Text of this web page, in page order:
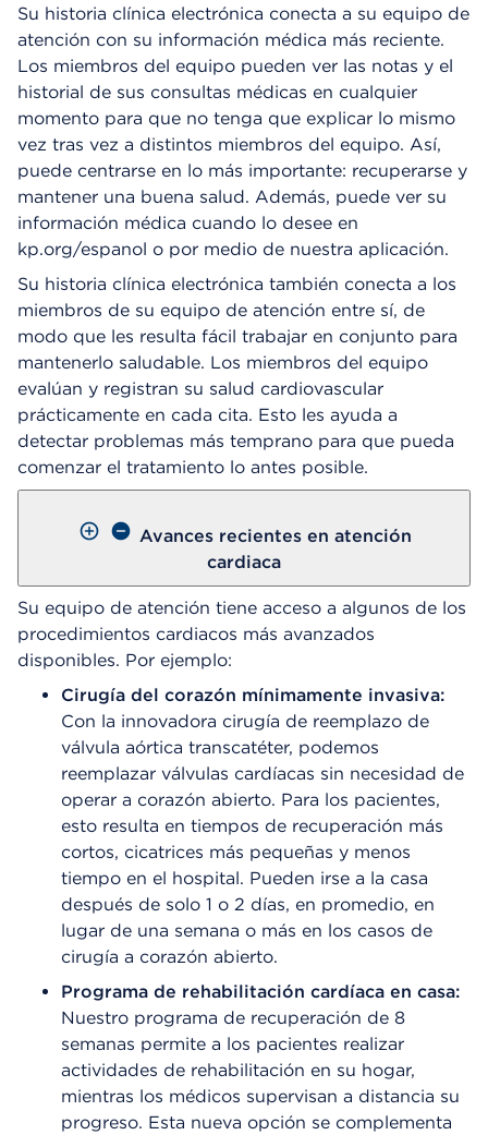
Su historia clínica electrónica conecta a su equipo de
atención con su información médica más reciente.
Los miembros del equipo pueden ver las notas y el
historial de sus consultas médicas en cualquier
momento para que no tenga que explicar lo mismo
vez tras vez a distintos miembros del equipo. Así,
puede centrarse en lo más importante: recuperarse y
mantener una buena salud. Además, puede ver su
información médica cuando lo desee en
kp.org/espanol o por medio de nuestra aplicación.
Su historia clínica electrónica también conecta a los
miembros de su equipo de atención entre sí, de
modo que les resulta fácil trabajar en conjunto para
mantenerlo saludable. Los miembros del equipo
evalúan y registran su salud cardiovascular
prácticamente en cada cita. Esto les ayuda a
detectar problemas más temprano para que pueda
comenzar el tratamiento lo antes posible.
Avances recientes en atención
cardiaca
Su equipo de atención tiene acceso a algunos de los
procedimientos cardiacos más avanzados
disponibles. Por ejemplo:
Cirugía del corazón mínimamente invasiva:
Con la innovadora cirugía de reemplazo de
válvula aórtica transcatéter, podemos
reemplazar válvulas cardíacas sin necesidad de
operar a corazón abierto. Para los pacientes,
esto resulta en tiempos de recuperación más
cortos, cicatrices más pequeñas y menos
tiempo en el hospital. Pueden irse a la casa
después de solo 1 o 2 días, en promedio, en
lugar de una semana o más en los casos de
cirugía a corazón abierto.
Programa de rehabilitación cardíaca en casa:
Nuestro programa de recuperación de 8
semanas permite a los pacientes realizar
actividades de rehabilitación en su hogar,
mientras los médicos supervisan a distancia su
progreso. Esta nueva opción se complementa